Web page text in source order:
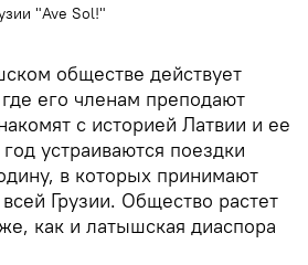
"Ave Sol!"
обществе действует
его членам преподают
с историей Латвии и ее
устраиваются поездки
в которых принимают
Грузии. Общество растет
как и латышская диаспора